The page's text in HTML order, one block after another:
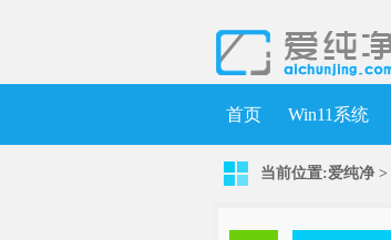
首页 Win11系统
当前位置:爱纯净 >